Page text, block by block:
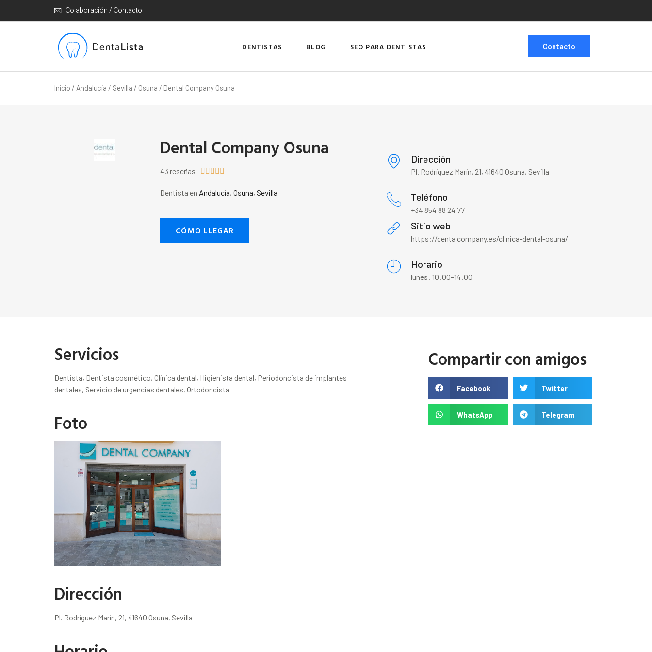
Colaboración / Contacto
DENTISTAS BLOG SEO PARA DENTISTAS Contacto
Inicio / Andalucía / Sevilla / Osuna / Dental Company Osuna
Dental Company Osuna
43 reseñas     
Dentista en Andalucía,Osuna, Sevilla
CÓMO LLEGAR
Dirección
Pl. Rodríguez Marín, 21, 41640 Osuna, Sevilla
Teléfono
+34 854 88 24 77
Sitio web
https://dentalcompany.es/clinica-dental-osuna/
Horario
lunes: 10:00–14:00
Servicios
Dentista, Dentista cosmético, Clínica dental, Higienista dental, Periodoncista de implantes
dentales, Servicio de urgencias dentales, Ortodoncista
Foto
Dirección
Pl. Rodríguez Marín, 21, 41640 Osuna, Sevilla
Compartir con amigos
Facebook Twitter
WhatsApp Telegram